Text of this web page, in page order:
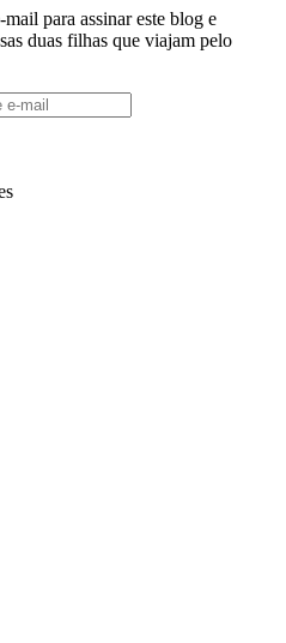
para assinar este blog e
duas filhas que viajam pelo